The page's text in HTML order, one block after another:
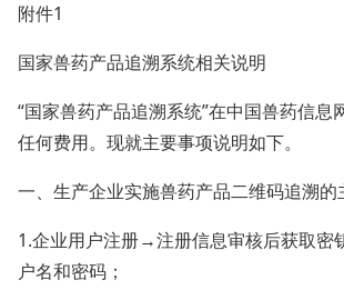
附件1
国家兽药产品追溯系统相关说明
“国家兽药产品追溯系统”在中国兽药信息
任何费用。现就主要事项说明如下。
一、生产企业实施兽药产品二维码追溯的
1.企业用户注册→注册信息审核后获取密
户名和密码；